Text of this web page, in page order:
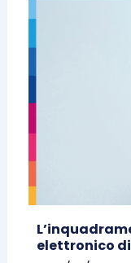
elettronico